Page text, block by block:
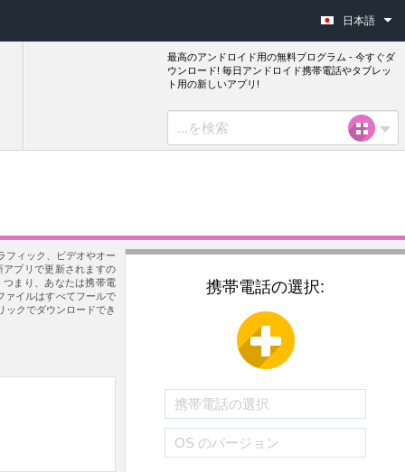
日本語
最高のアンドロイド用の無料プログラム - 今すぐダ
ウンロード! 毎日アンドロイド携帯電話やタブレッ
ト用の新しいアプリ!
フィック、ビデオやオー
プリで更新されますの
まり、あなたは携帯電
ァイルはすべてフールで
ックでダウンロードでき
携帯電話の選択: